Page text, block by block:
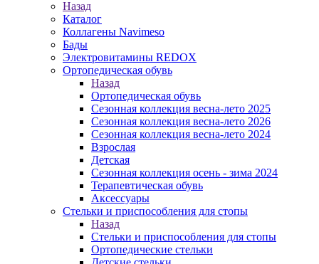
Назад
Каталог
Коллагены Navimeso
Бады
Электровитамины REDOX
Ортопедическая обувь
Назад
Ортопедическая обувь
Сезонная коллекция весна-лето 2025
Сезонная коллекция весна-лето 2026
Сезонная коллекция весна-лето 2024
Взрослая
Детская
Сезонная коллекция осень - зима 2024
Терапевтическая обувь
Аксессуары
Стельки и приспособления для стопы
Назад
Стельки и приспособления для стопы
Ортопедические стельки